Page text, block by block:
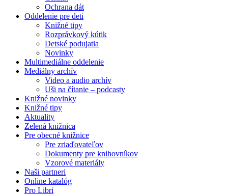
Ochrana dát
Oddelenie pre deti
Knižné tipy
Rozprávkový kútik
Detské podujatia
Novinky
Multimediálne oddelenie
Mediálny archív
Video a audio archív
Uši na čítanie – podcasty
Knižné novinky
Knižné tipy
Aktuality
Zelená knižnica
Pre obecné knižnice
Pre zriaďovateľov
Dokumenty pre knihovníkov
Vzorové materiály
Naši partneri
Online katalóg
Pro Libri